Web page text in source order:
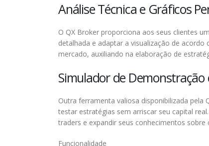
Análise Técnica e Gráficos
O QX Broker proporciona aos seus clientes
detalhada e adaptar a visualização de
mercado, auxiliando na elaboração de
Simulador de
Outra ferramenta valiosa disponibilizada
testar estratégias sem arriscar seu capital
traders e expandir seus conhecimentos
Funcionalidade
ROY REINIGT
2691 HC ‘s-Gravenzande
Nederland
Email:info@royreinigt.nl